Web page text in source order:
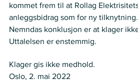
kommet frem til at Rollag
anleggsbidrag som for ny
Nemndas konklusjon er at klager
Uttalelsen er enstemmig.
Klager gis ikke medhold.
Oslo, 2. mai 2022